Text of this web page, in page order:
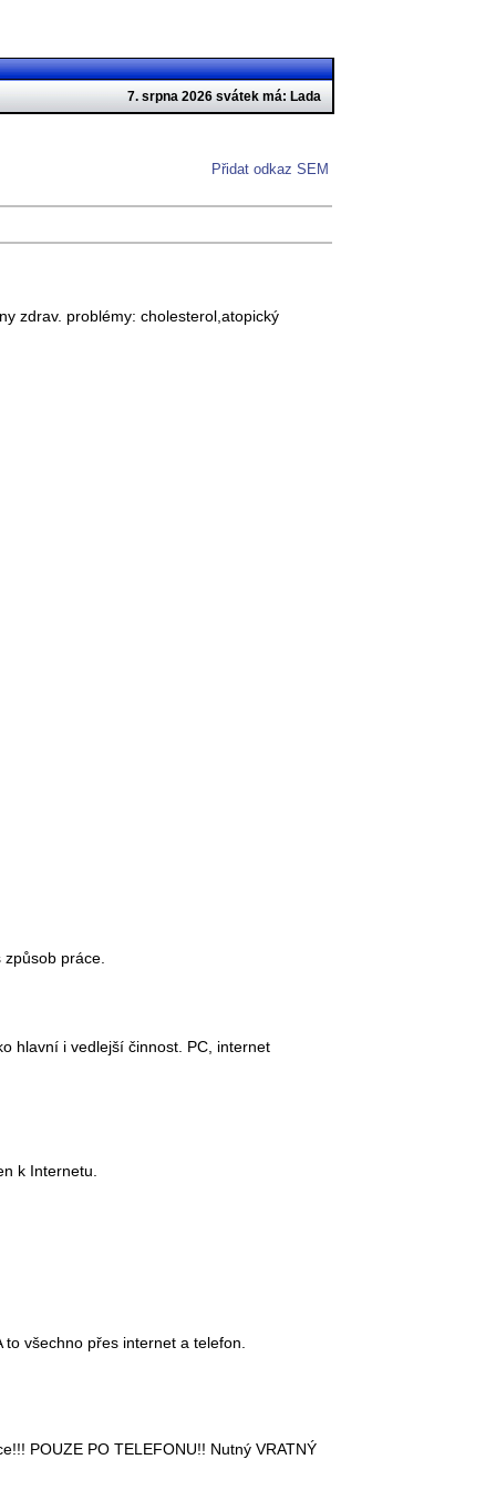
7. srpna 2026 svátek má: Lada
Přidat odkaz SEM
zdrav. problémy: cholesterol,atopický
způsob práce.
hlavní i vedlejší činnost. PC, internet
k Internetu.
všechno přes internet a telefon.
POUZE PO TELEFONU!! Nutný VRATNÝ